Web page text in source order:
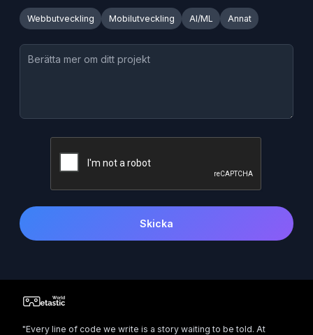
Webbutveckling Mobilutveckling AI/ML Annat
Skicka
"Every line of code we write is a story waiting to be told. At